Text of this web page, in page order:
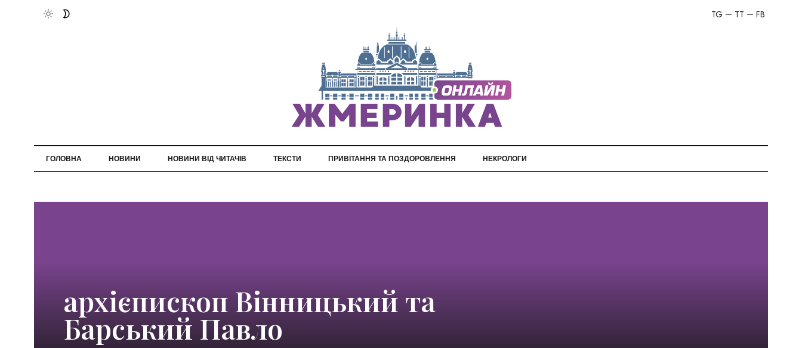
FB
TT
TG
ГОЛОВНА НОВИНИ НОВИНИ ВІД ЧИТАЧІВ ТЕКСТИ ПРИВІТАННЯ ТА ПОЗДОРОВЛЕННЯ НЕКРОЛОГИ
архієпископ Вінницький та
Барський Павло